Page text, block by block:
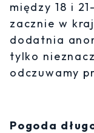
między 18 i
zacznie w
dodatnia
tylko
odczuwamy
Pogoda